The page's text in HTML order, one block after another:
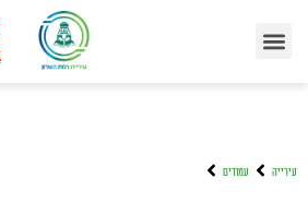
עירייה עמודים